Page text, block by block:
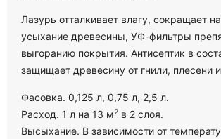
Лазурь отталкивает влагу, сокращает
усыхание древесины, УФ-фильтры
выгоранию покрытия. Антисептик в
защищает древесину от гнили, плесени
Фасовка. 0,125 л, 0,75 л, 2,5 л.
Расход. 1 л на 13 м2 в 2 слоя.
Высыхание. В зависимости от